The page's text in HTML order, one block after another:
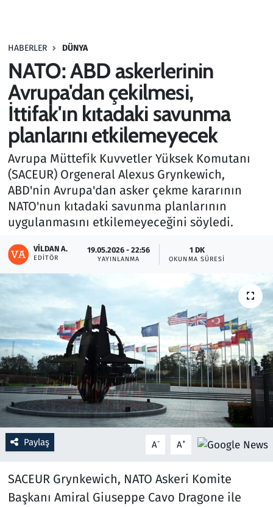
HABERLER DÜNYA
NATO: ABD askerlerinin
Avrupa'dan çekilmesi,
İttifak'ın kıtadaki savunma
planlarını etkilemeyecek
Avrupa Müttefik Kuvvetler Yüksek Komutanı
(SACEUR) Orgeneral Alexus Grynkewich,
ABD'nin Avrupa'dan asker çekme kararının
NATO'nun kıtadaki savunma planlarının
uygulanmasını etkilemeyeceğini söyledi.
VILDAN A.
EDITÖR
19.05.2026 - 22:56
YAYINLANMA
1 DK
OKUNMA SÜRESI
Paylaş A- A+
SACEUR Grynkewich, NATO Askeri Komite
Başkanı Amiral Giuseppe Cavo Dragone ile
Haber
Kültür Sanat
Kurumsal Haberler
Lezzet Durağı
Memur ve Kamu
Otomobil
Ramazan
Resmi İlanlar
Rüya Tabirleri
Sağlık
Savunma Sanayi
Seçim 2023
Teknoloji ve Bilim